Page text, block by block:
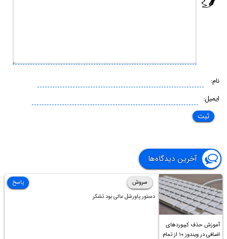
نام:
ایمیل:
آخرین دیدگاه‌ها
آموزش حذف کیبوردهای
اضافی در ویندوز ۱۰ از تمام
سروش
دستور پاورشل عالی بود تشکر
پاسخ